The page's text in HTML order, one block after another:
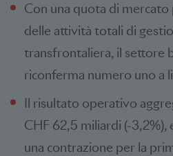
Con una quota di mercato
delle attività totali di
transfrontaliera, il settore
riconferma numero uno a
Il risultato operativo
CHF 62,5 miliardi (-
una contrazione per la